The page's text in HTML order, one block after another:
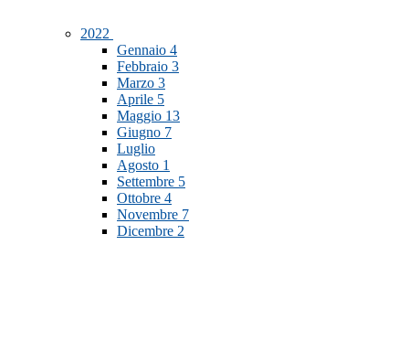
2022
Gennaio 4
Febbraio 3
Marzo 3
Aprile 5
Maggio 13
Giugno 7
Luglio
Agosto 1
Settembre 5
Ottobre 4
Novembre 7
Dicembre 2